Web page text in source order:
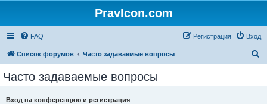
PravIcon.com
FAQ Вход
Регистрация
Список форумов Часто задаваемые вопросы
Часто задаваемые вопросы
Вход на конференцию и регистрация